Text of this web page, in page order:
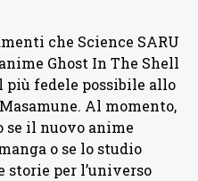
che Science SARU
Ghost In The Shell
più fedele possibile allo
Al momento,
se il nuovo anime
o se lo studio
storie per l’universo